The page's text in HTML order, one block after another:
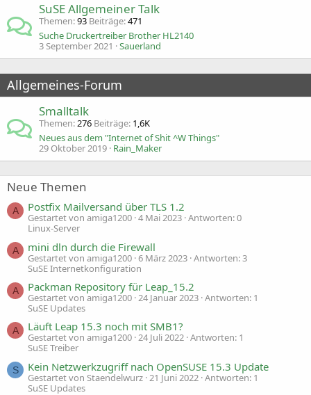
SuSE Allgemeiner Talk
Themen 93 Beiträge 471
Suche Druckertreiber Brother HL2140
3 September 2021
Sauerland
Allgemeines-Forum
Smalltalk
Themen 276 Beiträge 1,6K
Neues aus dem "Internet of Shit ^W Things"
29 Oktober 2019 Rain_Maker
Neue Themen
A Postfix Mailversand über TLS 1.2
Gestartet von amiga1200 4 Mai 2023 Antworten: 0
Linux-Server
A mini dln durch die Firewall
Gestartet von amiga1200 6 März 2023 Antworten: 3
SuSE Internetkonfiguration
A Packman Repository für Leap_15.2
Gestartet von amiga1200 24 Januar 2023 Antworten: 1
SuSE Updates
A Läuft Leap 15.3 noch mit SMB1?
Gestartet von amiga1200 24 Juli 2022 Antworten: 1
SuSE Treiber
S Kein Netzwerkzugriff nach OpenSUSE 15.3 Update
Gestartet von Staendelwurz 21 Juni 2022 Antworten: 1
SuSE Updates